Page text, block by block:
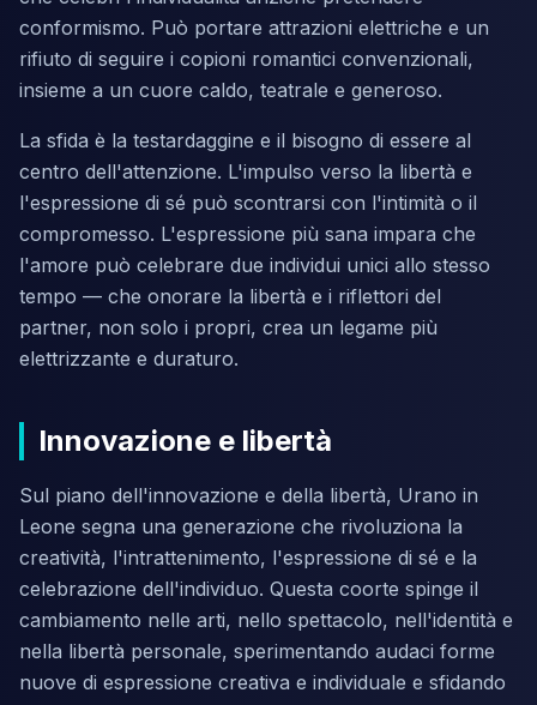
conformismo. Può portare attrazioni elettriche e un
rifiuto di seguire i copioni romantici convenzionali,
insieme a un cuore caldo, teatrale e generoso.
La sfida è la testardaggine e il bisogno di essere al
centro dell'attenzione. L'impulso verso la libertà e
l'espressione di sé può scontrarsi con l'intimità o il
compromesso. L'espressione più sana impara che
l'amore può celebrare due individui unici allo stesso
tempo — che onorare la libertà e i riflettori del
partner, non solo i propri, crea un legame più
elettrizzante e duraturo.
Innovazione e libertà
Sul piano dell'innovazione e della libertà, Urano in
Leone segna una generazione che rivoluziona la
creatività, l'intrattenimento, l'espressione di sé e la
celebrazione dell'individuo. Questa coorte spinge il
cambiamento nelle arti, nello spettacolo, nell'identità e
nella libertà personale, sperimentando audaci forme
nuove di espressione creativa e individuale e sfidando